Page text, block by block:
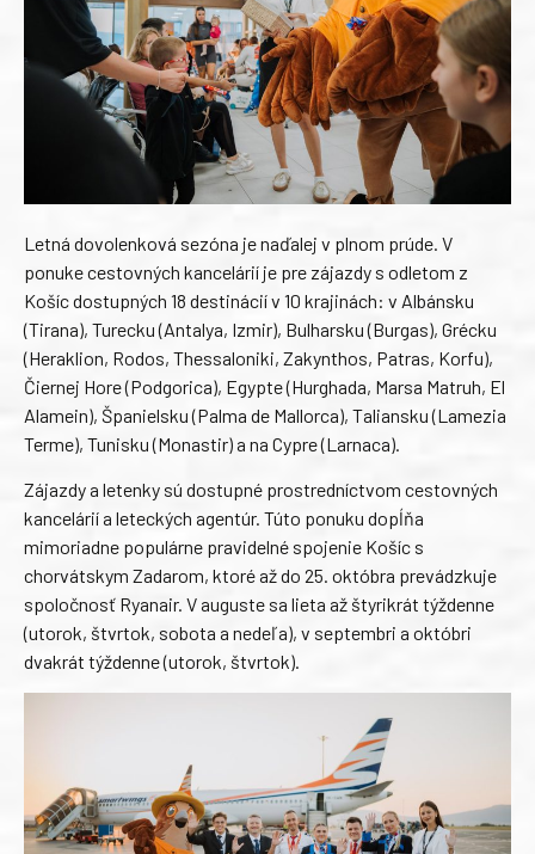
Letná dovolenková sezóna je naďalej v plnom prúde. V
ponuke cestovných kancelárií je pre zájazdy s odletom z
Košíc dostupných 18 destinácií v 10 krajinách: v Albánsku
(Tirana), Turecku (Antalya, Izmir), Bulharsku (Burgas), Grécku
(Heraklion, Rodos, Thessaloniki, Zakynthos, Patras, Korfu),
Čiernej Hore (Podgorica), Egypte (Hurghada, Marsa Matruh, El
Alamein), Španielsku (Palma de Mallorca), Taliansku (Lamezia
Terme), Tunisku (Monastir) a na Cypre (Larnaca).
Zájazdy a letenky sú dostupné prostredníctvom cestovných
kancelárií a leteckých agentúr. Túto ponuku dopĺňa
mimoriadne populárne pravidelné spojenie Košíc s
chorvátskym Zadarom, ktoré až do 25. októbra prevádzkuje
spoločnosť Ryanair. V auguste sa lieta až štyrikrát týždenne
(utorok, štvrtok, sobota a nedeľa), v septembri a októbri
dvakrát týždenne (utorok, štvrtok).